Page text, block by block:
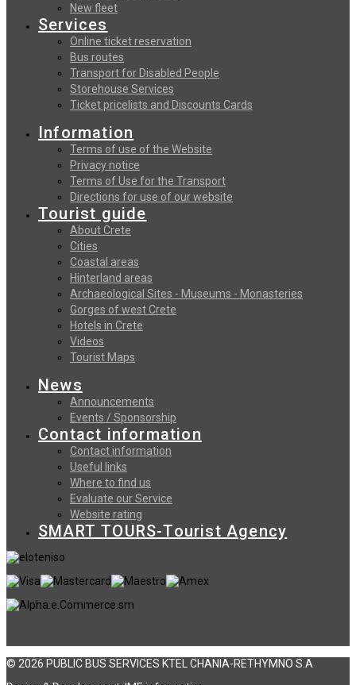
New fleet
Services
Online ticket reservation
Bus routes
Transport for Disabled People
Storehouse Services
Ticket pricelists and Discounts Cards
Information
Terms of use of the Website
Privacy notice
Terms of Use for the Transport
Directions for use of our website
Tourist guide
About Crete
Cities
Coastal areas
Hinterland areas
Archaeological Sites - Museums - Monasteries
Gorges of west Crete
Hotels in Crete
Videos
Tourist Maps
News
Announcements
Events / Sponsorship
Contact information
Contact information
Useful links
Where to find us
Evaluate our Service
Website rating
SMART TOURS-Tourist Agency
© 2026 PUBLIC BUS SERVICES KTEL CHANIA-RETHYMNO S.A